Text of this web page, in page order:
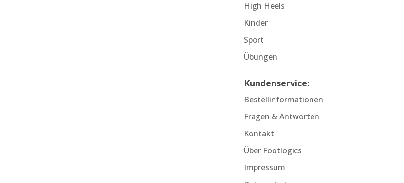
High Heels
Kinder
Sport
Übungen
Kundenservice:
Bestellinformationen
Fragen & Antworten
Kontakt
Über Footlogics
Impressum